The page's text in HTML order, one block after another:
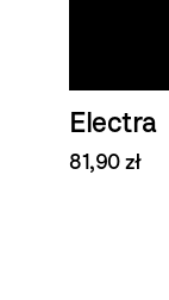
Electra
81,90 zł